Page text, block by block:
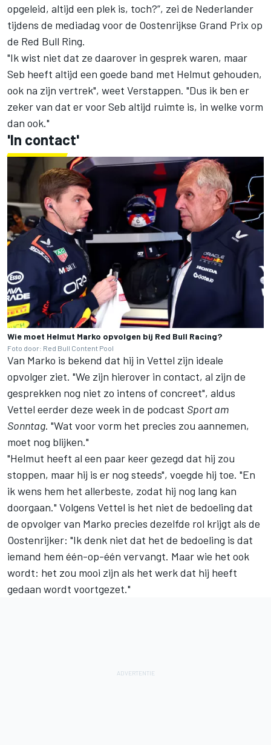
opgeleid, altijd een plek is, toch?”, zei de Nederlander
tijdens de mediadag voorde Oostenrijkse Grand Prix op
de Red Bull Ring.
"Ik wist niet dat ze daarover in gesprek waren, maar
Seb heeft altijd een goede band met Helmut gehouden,
ook na zijn vertrek", weet Verstappen. "Dus ik ben er
zeker van dat er voor Seb altijd ruimte is, in welke vorm
dan ook."
'In contact'
Wie moet Helmut Marko opvolgen bij Red Bull Racing?
Foto door: Red Bull Content Pool
Van Marko is bekend dat hij in Vettel zijn ideale
opvolger ziet. "We zijn hierover in contact, al zijn de
gesprekken nog niet zo intens of concreet", aldus
Vettel eerder deze week in de podcast Sport am
Sonntag. "Wat voor vorm het precies zou aannemen,
moet nog blijken."
"Helmut heeft al een paar keer gezegd dat hij zou
stoppen, maar hij is er nog steeds", voegde hij toe. "En
ik wens hem het allerbeste, zodat hij nog lang kan
doorgaan." Volgens Vettel is het niet de bedoeling dat
de opvolger van Marko precies dezelfde rol krijgt als de
Oostenrijker: "Ik denk niet dat het de bedoeling is dat
iemand hem één-op-één vervangt. Maar wie het ook
wordt: het zou mooi zijn als het werk dat hij heeft
gedaan wordt voortgezet."